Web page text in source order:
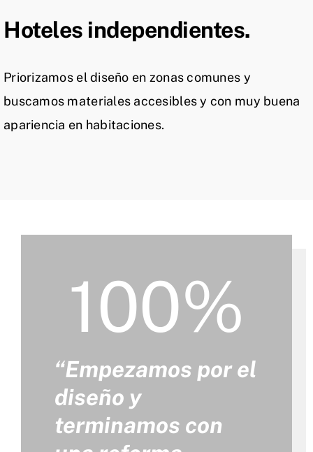
Hoteles independientes.
Priorizamos el diseño en zonas comunes y
buscamos materiales accesibles y con muy buena
apariencia en habitaciones.
100%
“Empezamos por el
diseño y
terminamos con